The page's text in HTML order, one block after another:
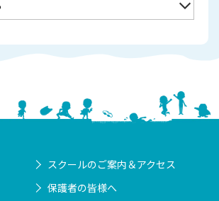
スクールのご案内＆アクセス
保護者の皆様へ